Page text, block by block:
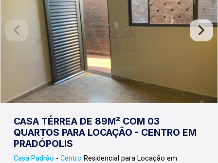
CASA TÉRREA DE 89M² COM 03
QUARTOS PARA LOCAÇÃO - CENTRO EM
PRADÓPOLIS
Casa Padrão - Centro Residencial para Locação em